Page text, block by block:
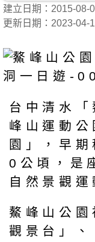
建立日期：2015-
更新日期：2023-04-
台中清水
峰山運動
園」，早
0公頃，是
自然景觀運
鰲峰山公園
觀景台」、